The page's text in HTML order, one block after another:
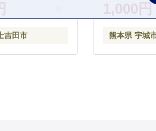
吉田市
1,000円
熊本県 宇城